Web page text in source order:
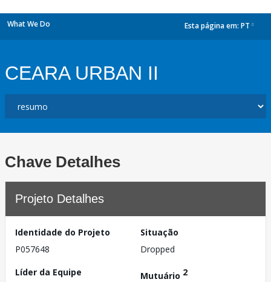
What We Do Esta página em: PT
CEARA URBAN II
Chave Detalhes
Projeto Detalhes
Identidade do Projeto
P057648
Situação
Dropped
Líder da Equipe
Mutuário 2